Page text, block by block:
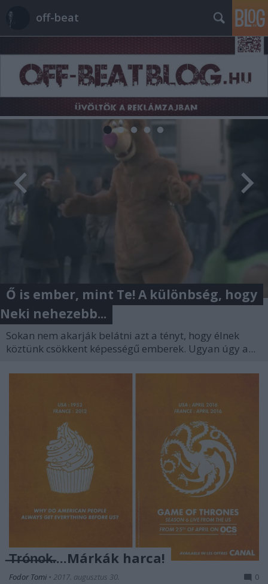
off-beat
Ő is ember, mint Te! A különbség, hogy
Neki nehezebb...
Sokan nem akarják belátni azt a tényt, hogy élnek
köztünk csökkent képességű emberek. Ugyan úgy a...
̶T̶r̶ó̶n̶o̶k̶....Márkák harca!
Fodor Tomi • 2017. augusztus 30. 0